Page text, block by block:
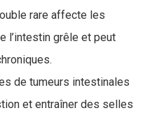
rare affecte les
l’intestin grêle et peut
de tumeurs intestinales
et entraîner des selles